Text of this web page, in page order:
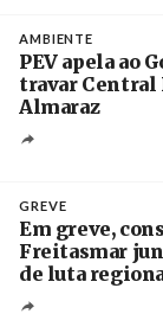
AMBIENTE
PEV apela ao
travar Central
Almaraz
GREVE
Em greve,
Freitasmar
de luta